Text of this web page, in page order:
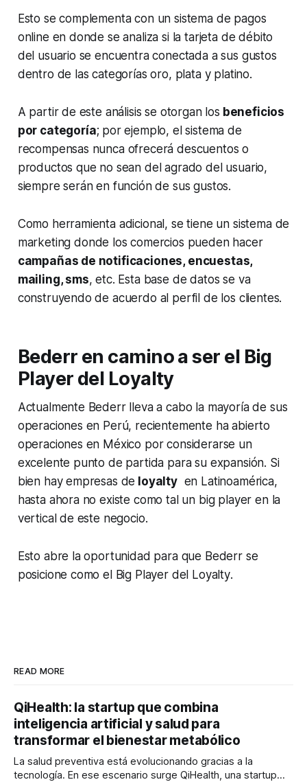
Esto se complementa con un sistema de pagos
online en donde se analiza si la tarjeta de débito
del usuario se encuentra conectada a sus gustos
dentro de las categorías oro, plata y platino.
A partir de este análisis se otorgan los beneficios
por categoría; por ejemplo, el sistema de
recompensas nunca ofrecerá descuentos o
productos que no sean del agrado del usuario,
siempre serán en función de sus gustos.
Como herramienta adicional, se tiene un sistema de
marketing donde los comercios pueden hacer
campañas de notificaciones, encuestas,
mailing, sms, etc. Esta base de datos se va
construyendo de acuerdo al perfil de los clientes.
Bederr en camino a ser el Big
Player del Loyalty
Actualmente Bederr lleva a cabo la mayoría de sus
operaciones en Perú, recientemente ha abierto
operaciones en México por considerarse un
excelente punto de partida para su expansión. Si
bien hay empresas de loyalty en Latinoamérica,
hasta ahora no existe como tal un big player en la
vertical de este negocio.
Esto abre la oportunidad para que Bederr se
posicione como el Big Playerdel Loyalty.
READ MORE
QiHealth: la startup que combina
inteligencia artificial y salud para
transformar el bienestar metabólico
La salud preventiva está evolucionando gracias a la
tecnología. En ese escenario surge QiHealth, una startup